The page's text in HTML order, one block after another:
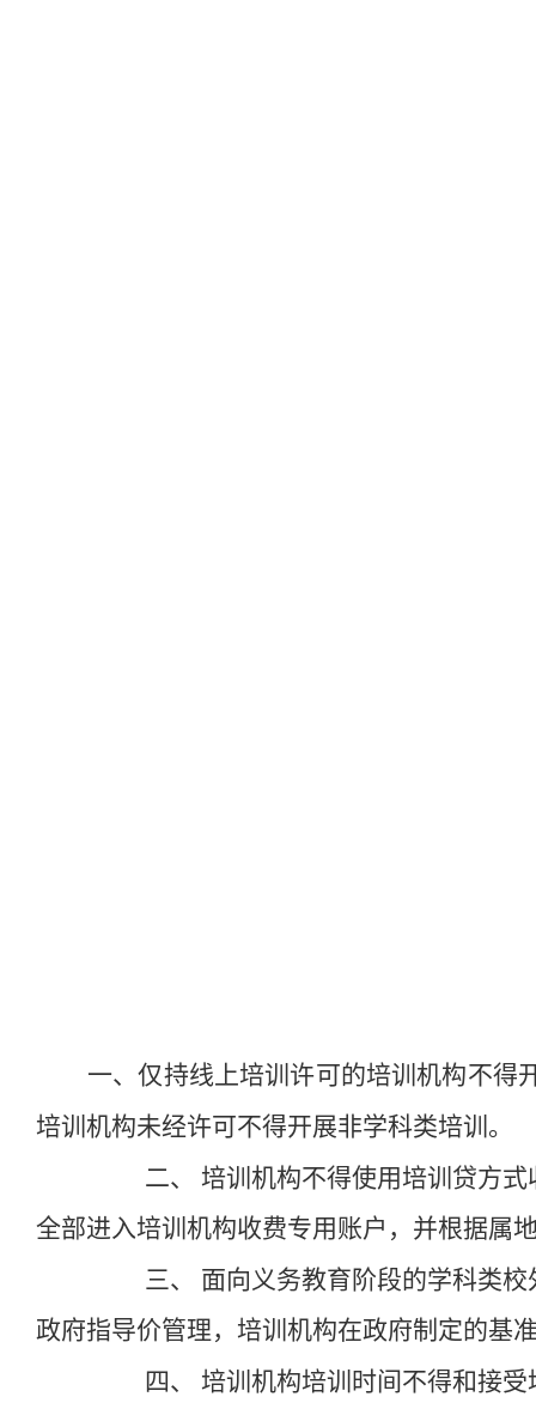
一、仅持线上培训许可的培训机构不得
培训机构未经许可不得开展非学科类培训。
二、 培训机构不得使用培训贷方
全部进入培训机构收费专用账户，并根据属
三、 面向义务教育阶段的学科类校
政府指导价管理，培训机构在政府制定的基
四、 培训机构培训时间不得和接受